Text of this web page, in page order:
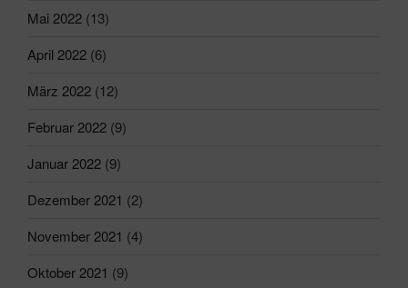
Mai 2022 (13)
April 2022 (6)
März 2022 (12)
Februar 2022 (9)
Januar 2022 (9)
Dezember 2021 (2)
November 2021 (4)
Oktober 2021 (9)